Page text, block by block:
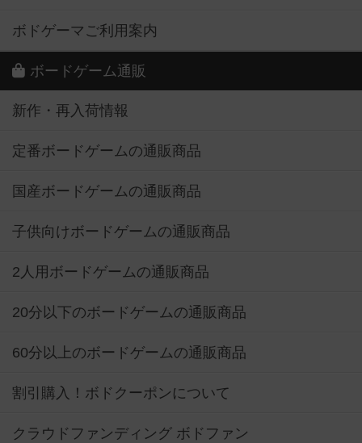
ボドゲーマご利用案内
ボードゲーム通販
新作・再入荷情報
定番ボードゲームの通販商品
国産ボードゲームの通販商品
子供向けボードゲームの通販商品
2人用ボードゲームの通販商品
20分以下のボードゲームの通販商品
60分以上のボードゲームの通販商品
割引購入！ボドクーポンについて
クラウドファンディング ボドファン